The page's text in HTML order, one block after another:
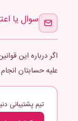
سوال یا
اگر درباره این
علیه حسابتان
تیم پشتیبانی دنیای